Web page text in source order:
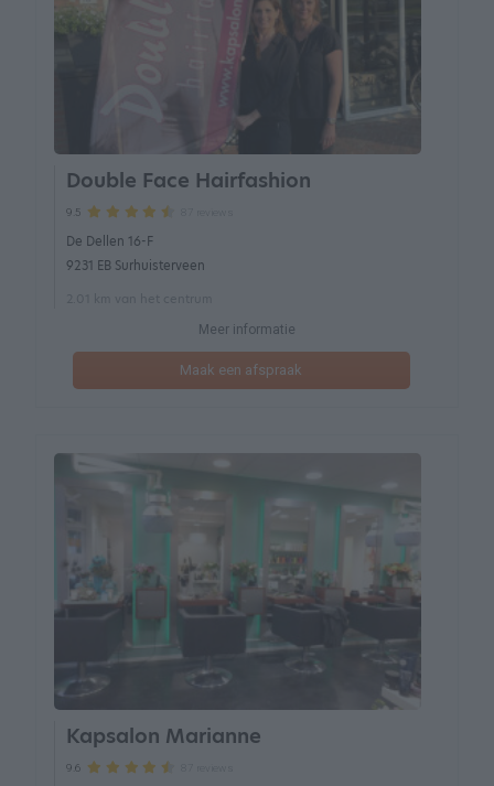
Double Face Hairfashion
9.5
De Dellen 16-F
9231 EB Surhuisterveen
Meer informatie
Maak een afspraak
Kapsalon Marianne
9.6